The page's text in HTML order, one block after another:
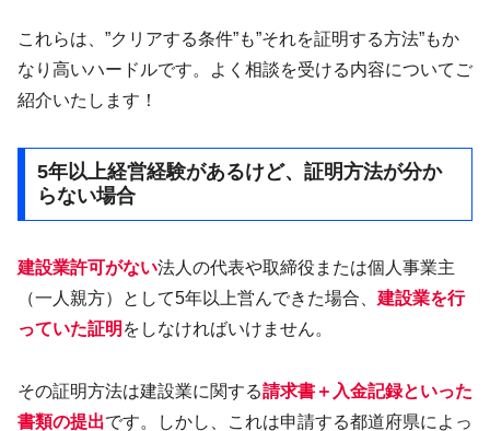
これらは、”クリアする条件”も”それを証明する方法”もか
なり高いハードルです。よく相談を受ける内容についてご
紹介いたします！
5年以上経営経験があるけど、証明方法が分か
らない場合
建設業許可がない法人の代表や取締役または個人事業主
（一人親方）として5年以上営んできた場合、 建設業を行
っていた証明 をしなければいけません。
その証明方法は建設業に関する請求書＋入金記録といった
書類の提出です。しかし、これは申請する都道府県によっ